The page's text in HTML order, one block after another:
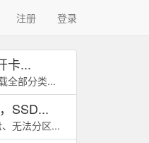
注册 登录
卡...
全部分类...
SSD...
无法分区...